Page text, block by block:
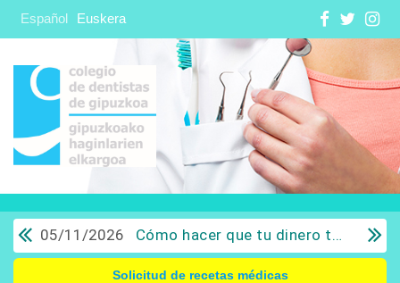
Español Euskera
05/11/2026 Cómo hacer que tu dinero trabaje para ti: Del ahorro a la inversión con sentido común.
Solicitud de recetas médicas